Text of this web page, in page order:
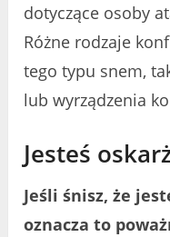
dotyczące osoby
Różne rodzaje
tego typu snem,
lub wyrządzenia
Jesteś
Jeśli śnisz, że
oznacza to